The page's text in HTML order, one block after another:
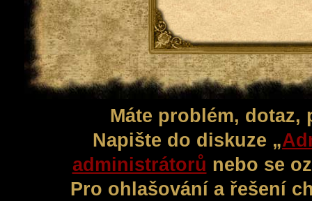
Máte problém,
Napište do diskuze „
administrátorů nebo se
Pro ohlašování a řešení